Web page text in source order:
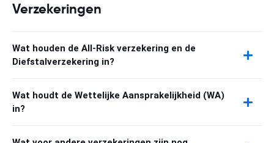
Verzekeringen
Wat houden de All-Risk verzekering en de
Diefstalverzekering in?
Wat houdt de Wettelijke Aansprakelijkheid (WA)
in?